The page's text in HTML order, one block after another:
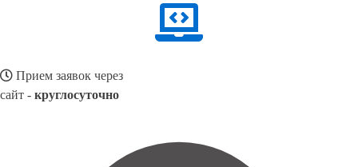
Прием заявок через
сайт - круглосуточно